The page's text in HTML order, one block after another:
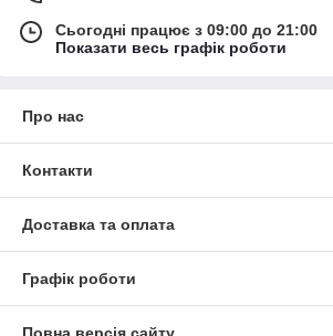
Сьогодні працює з 09:00 до 21:00
Показати весь графік роботи
Про нас
Контакти
Доставка та оплата
Графік роботи